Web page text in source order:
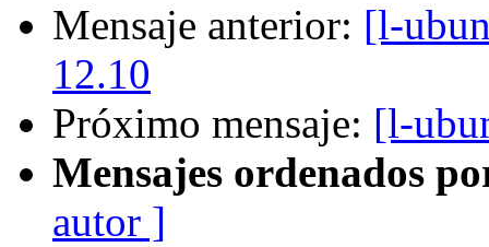
Mensaje anterior: [l-
12.10
Próximo mensaje: [l-
Mensajes ordenados
autor ]